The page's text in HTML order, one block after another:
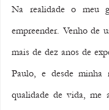
Na realidade o meu
empreender. Venho de
mais de dez anos de
Paulo, e desde minha
qualidade de vida, me